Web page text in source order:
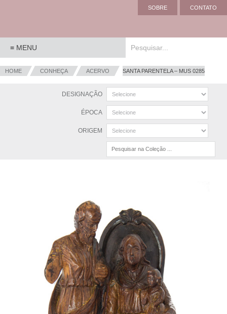
SOBRE CONTATO
HOME CONHEÇA ACERVO SANTA PARENTELA – MUS 0285
DESIGNAÇÃO
ÉPOCA
ORIGEM